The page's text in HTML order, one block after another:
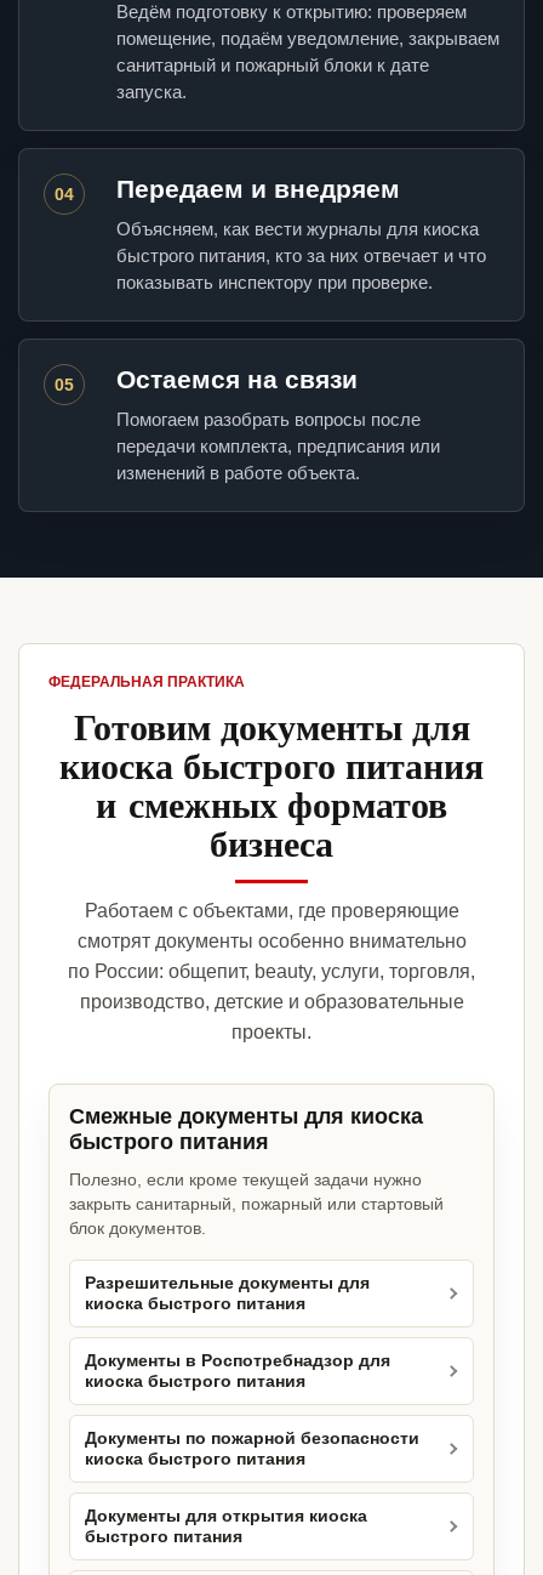
Ведём подготовку к открытию: проверяем
помещение, подаём уведомление, закрываем
санитарный и пожарный блоки к дате
запуска.
04 Передаем и внедряем
Объясняем, как вести журналы для киоска
быстрого питания, кто за них отвечает и что
показывать инспектору при проверке.
05 Остаемся на связи
Помогаем разобрать вопросы после
передачи комплекта, предписания или
изменений в работе объекта.
ФЕДЕРАЛЬНАЯ ПРАКТИКА
Готовим документы для
киоска быстрого питания
и смежных форматов
бизнеса
Работаем с объектами, где проверяющие
смотрят документы особенно внимательно
по России: общепит, beauty, услуги, торговля,
производство, детские и образовательные
проекты.
Смежные документы для киоска
быстрого питания
Полезно, если кроме текущей задачи нужно
закрыть санитарный, пожарный или стартовый
блок документов.
Разрешительные документы для
киоска быстрого питания
Документы в Роспотребнадзор для
киоска быстрого питания
Документы по пожарной безопасности
киоска быстрого питания
Документы для открытия киоска
быстрого питания